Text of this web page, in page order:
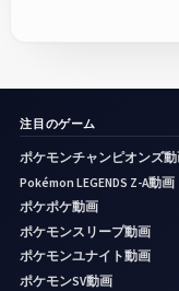
注目のゲーム
ポケモンチャンピオンズ
Pokémon LEGENDS Z-A動画
ポケポケ動画
ポケモンスリープ動画
ポケモンユナイト動画
ポケモンSV動画